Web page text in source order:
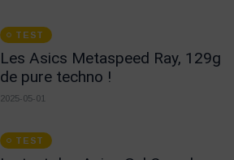
TEST
Les Asics Metaspeed Ray, 129g
de pure techno !
2025-05-01
TEST